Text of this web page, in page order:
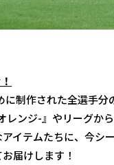
制作された全選手
ンジ-』やリーグか
イテムたちに、今シ
届けします！